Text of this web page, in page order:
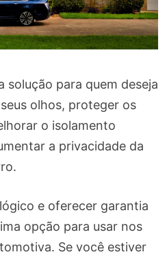
solução para quem deseja
olhos, proteger os
o isolamento
a privacidade da
e oferecer garantia
opção para usar nos
Se você estiver